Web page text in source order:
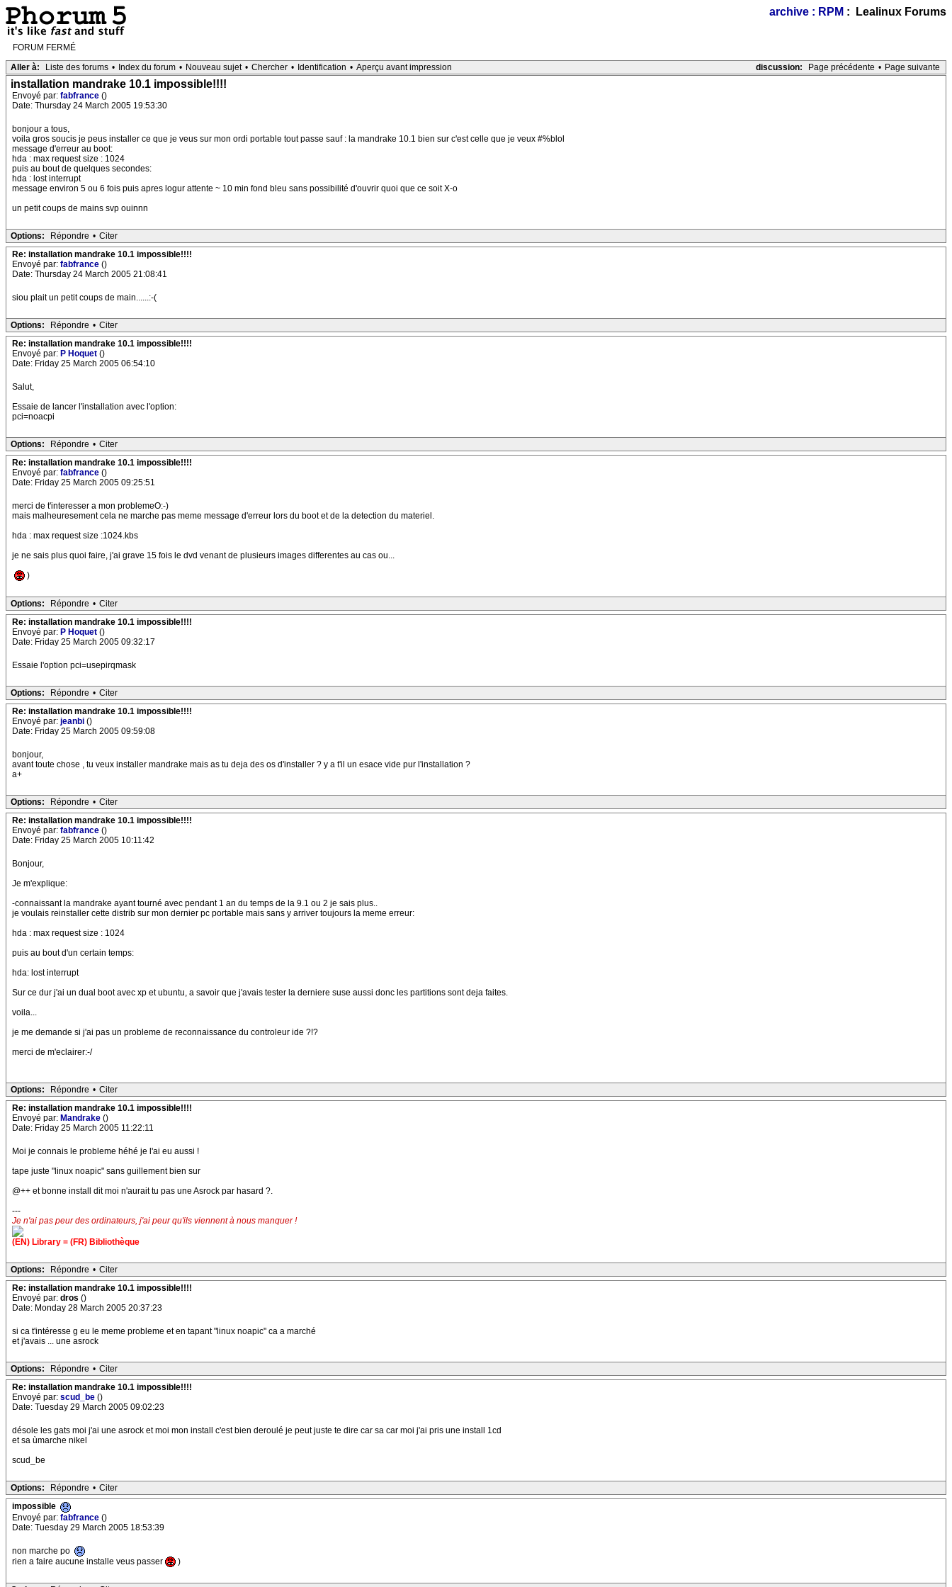
archive : RPM : Lealinux Forums
FORUM FERMÉ
discussion:
Page précédente • Page suivante
Aller à: Liste des forums • Index du forum • Nouveau sujet • Chercher • Identification • Aperçu avant impression
installation mandrake 10.1 impossible!!!!
Envoyé par: fabfrance ()
Date: Thursday 24 March 2005 19:53:30
bonjour a tous,
voila gros soucis je peus installer ce que je veus sur mon ordi portable tout passe sauf : la mandrake 10.1 bien sur c'est celle que je veux #%blol
message d'erreur au boot:
hda : max request size : 1024
puis au bout de quelques secondes:
hda : lost interrupt
message environ 5 ou 6 fois puis apres logur attente ~ 10 min fond bleu sans possibilité d'ouvrir quoi que ce soit X-o
un petit coups de mains svp ouinnn
Options: Répondre • Citer
Re: installation mandrake 10.1 impossible!!!!
Envoyé par: fabfrance ()
Date: Thursday 24 March 2005 21:08:41
siou plait un petit coups de main......:-(
Options: Répondre • Citer
Re: installation mandrake 10.1 impossible!!!!
Envoyé par: P Hoquet ()
Date: Friday 25 March 2005 06:54:10
Salut,
Essaie de lancer l'installation avec l'option:
pci=noacpi
Options: Répondre • Citer
Re: installation mandrake 10.1 impossible!!!!
Envoyé par: fabfrance ()
Date: Friday 25 March 2005 09:25:51
merci de t'interesser a mon problemeO:-)
mais malheuresement cela ne marche pas meme message d'erreur lors du boot et de la detection du materiel.
hda : max request size :1024.kbs
je ne sais plus quoi faire, j'ai grave 15 fois le dvd venant de plusieurs images differentes au cas ou...
)
Options: Répondre • Citer
Re: installation mandrake 10.1 impossible!!!!
Envoyé par: P Hoquet ()
Date: Friday 25 March 2005 09:32:17
Essaie l'option pci=usepirqmask
Options: Répondre • Citer
Re: installation mandrake 10.1 impossible!!!!
Envoyé par: jeanbi ()
Date: Friday 25 March 2005 09:59:08
bonjour,
avant toute chose , tu veux installer mandrake mais as tu deja des os d'installer ? y a t'il un esace vide pur l'installation ?
a+
Options: Répondre • Citer
Re: installation mandrake 10.1 impossible!!!!
Envoyé par: fabfrance ()
Date: Friday 25 March 2005 10:11:42
Bonjour,
Je m'explique:
-connaissant la mandrake ayant tourné avec pendant 1 an du temps de la 9.1 ou 2 je sais plus..
je voulais reinstaller cette distrib sur mon dernier pc portable mais sans y arriver toujours la meme erreur:
hda : max request size : 1024
puis au bout d'un certain temps:
hda: lost interrupt
Sur ce dur j'ai un dual boot avec xp et ubuntu, a savoir que j'avais tester la derniere suse aussi donc les partitions sont deja faites.
voila...
je me demande si j'ai pas un probleme de reconnaissance du controleur ide ?!?
merci de m'eclairer:-/
Options: Répondre • Citer
Re: installation mandrake 10.1 impossible!!!!
Envoyé par: Mandrake ()
Date: Friday 25 March 2005 11:22:11
Moi je connais le probleme héhé je l'ai eu aussi !
tape juste "linux noapic" sans guillement bien sur
@++ et bonne install dit moi n'aurait tu pas une Asrock par hasard ?.
---
Je n'ai pas peur des ordinateurs, j'ai peur qu'ils viennent à nous manquer !
(EN) Library = (FR) Bibliothèque
Options: Répondre • Citer
Re: installation mandrake 10.1 impossible!!!!
Envoyé par: dros ()
Date: Monday 28 March 2005 20:37:23
si ca t'intéresse g eu le meme probleme et en tapant "linux noapic" ca a marché
et j'avais ... une asrock
Options: Répondre • Citer
Re: installation mandrake 10.1 impossible!!!!
Envoyé par: scud_be ()
Date: Tuesday 29 March 2005 09:02:23
désole les gats moi j'ai une asrock et moi mon install c'est bien deroulé je peut juste te dire car sa car moi j'ai pris une install 1cd
et sa ùmarche nikel
scud_be
Options: Répondre • Citer
impossible
Envoyé par: fabfrance ()
Date: Tuesday 29 March 2005 18:53:39
non marche po
rien a faire aucune installe veus passer
)